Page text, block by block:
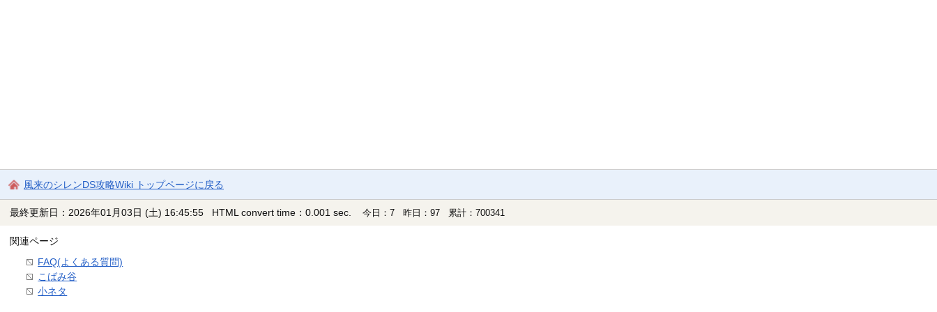
風来のシレンDS攻略Wiki トップページに戻る
最終更新日：2026年01月03日 (土) 16:45:55 HTML convert time：0.001 sec. 今日：7 昨日：97 累計：700341
関連ページ
FAQ(よくある質問)
こばみ谷
小ネタ